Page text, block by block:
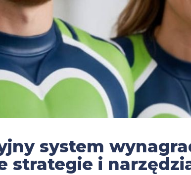
system
strategie i